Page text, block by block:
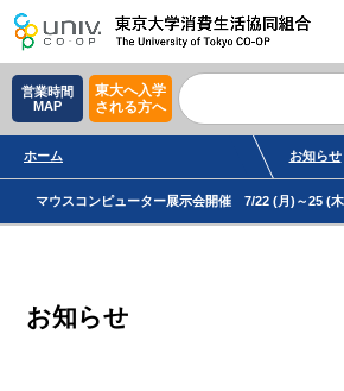
営業時間
MAP
東大へ入学
される方へ
ホーム お知らせ
マウスコンピューター展示会開催 7/22 (月)～25 (
お知らせ